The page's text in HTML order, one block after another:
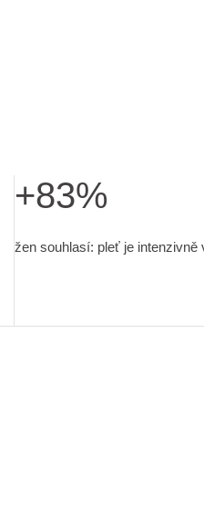
+83%
žen souhlasí: pleť je intenzivně